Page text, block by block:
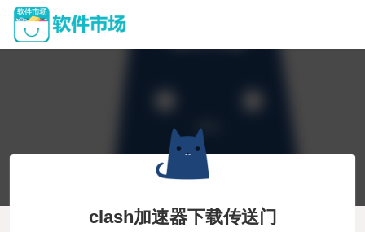
clash加速器下载传送门